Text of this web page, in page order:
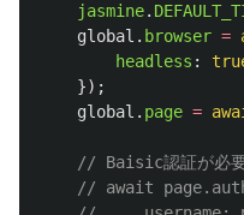
jasmine.
global . browser =
headless :
});
global . page =
// Baisic認証が必
// await